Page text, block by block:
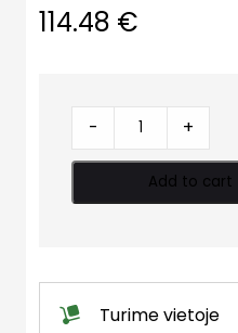
114.48 €
sandar.
RR
- +
Add to cart
Turime vietoje